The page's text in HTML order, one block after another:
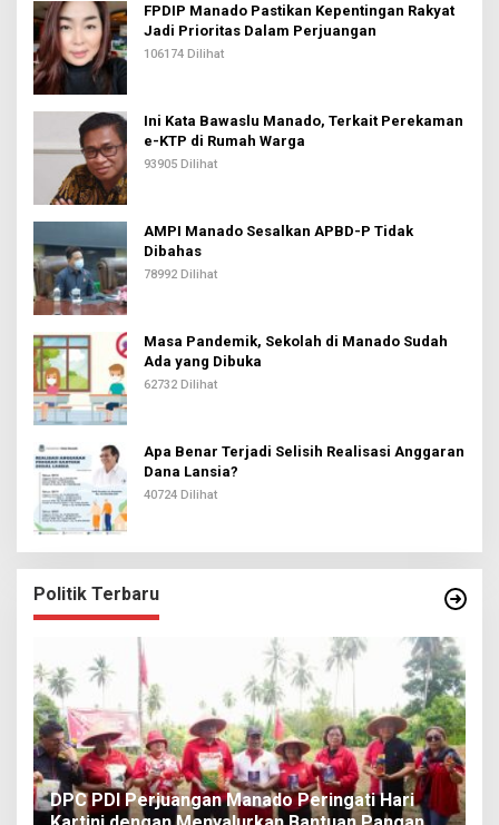
FPDIP Manado Pastikan Kepentingan Rakyat
Jadi Prioritas Dalam Perjuangan
106174 Dilihat
Ini Kata Bawaslu Manado, Terkait Perekaman
e-KTP di Rumah Warga
93905 Dilihat
AMPI Manado Sesalkan APBD-P Tidak
Dibahas
78992 Dilihat
Masa Pandemik, Sekolah di Manado Sudah
Ada yang Dibuka
62732 Dilihat
Apa Benar Terjadi Selisih Realisasi Anggaran
Dana Lansia?
40724 Dilihat
Politik Terbaru
DPC PDI Perjuangan Manado Peringati Hari